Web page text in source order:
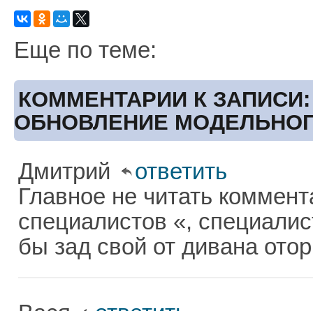
Еще по теме:
КОММЕНТАРИИ К
ОБНОВЛЕНИЕ
Дмитрий
ответить
Главное не читать
специалистов «,
бы зад свой от дивана